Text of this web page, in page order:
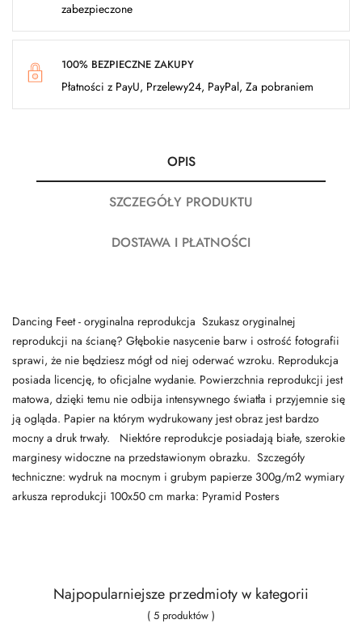
zabezpieczone
100% BEZPIECZNE ZAKUPY
Płatności z PayU, Przelewy24, PayPal, Za pobraniem
OPIS
SZCZEGÓŁY PRODUKTU
DOSTAWA I PŁATNOŚCI
Dancing Feet - oryginalna reprodukcja Szukasz oryginalnej
reprodukcji na ścianę? Głębokie nasycenie barw i ostrość fotografii
sprawi, że nie będziesz mógł od niej oderwać wzroku. Reprodukcja
posiada licencję, to oficjalne wydanie. Powierzchnia reprodukcji jest
matowa, dzięki temu nie odbija intensywnego światła i przyjemnie się
ją ogląda. Papier na którym wydrukowany jest obraz jest bardzo
mocny a druk trwały. Niektóre reprodukcje posiadają białe, szerokie
marginesy widoczne na przedstawionym obrazku. Szczegóły
techniczne: wydruk na mocnym i grubym papierze 300g/m2 wymiary
arkusza reprodukcji 100x50 cm marka: Pyramid Posters
Najpopularniejsze przedmioty w kategorii
( 5 produktów )